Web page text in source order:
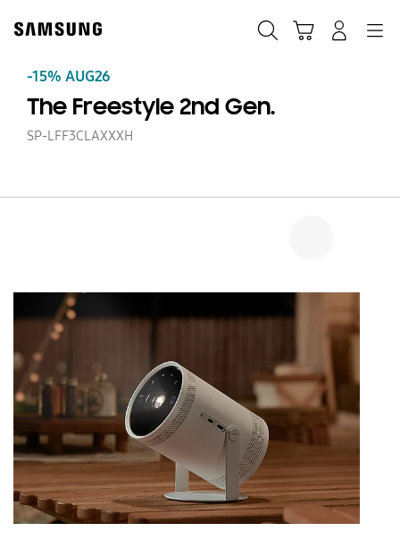
content
accessibility
-15% AUG26
The Freestyle 2nd Gen.
SP-LFF3CLAXXXH